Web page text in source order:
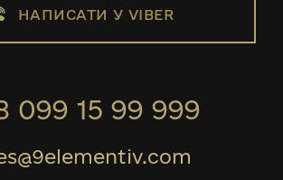
НАПИСАТИ У VIBER
099 15 99 999